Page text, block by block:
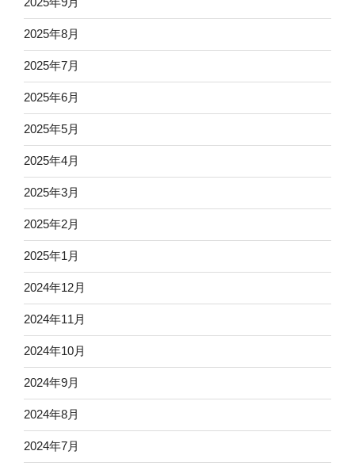
2025年8月
2025年7月
2025年6月
2025年5月
2025年4月
2025年3月
2025年2月
2025年1月
2024年12月
2024年11月
2024年10月
2024年9月
2024年8月
2024年7月